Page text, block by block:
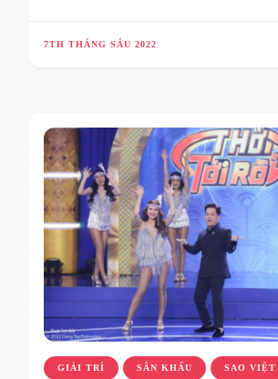
7TH THÁNG SÁU 2022
GIẢI TRÍ SÂN KHẤU SAO VIỆT